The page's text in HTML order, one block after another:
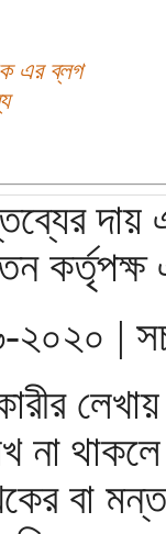
এর ব্লগ
দায়
২০২০ |
না
বা